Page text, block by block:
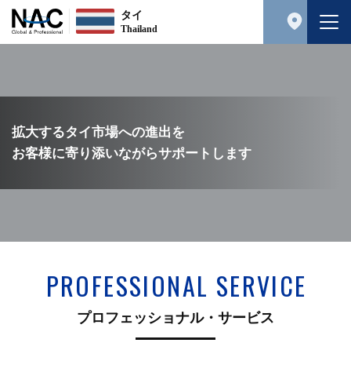
タイ
Thailand
拡大するタイ市場への進出を
お客様に寄り添いながらサポートします
PROFESSIONAL SERVICE
プロフェッショナル・サービス